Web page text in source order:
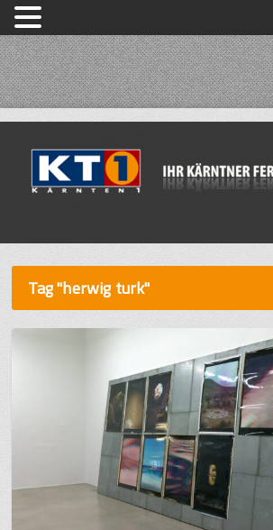
Tag "herwig turk"